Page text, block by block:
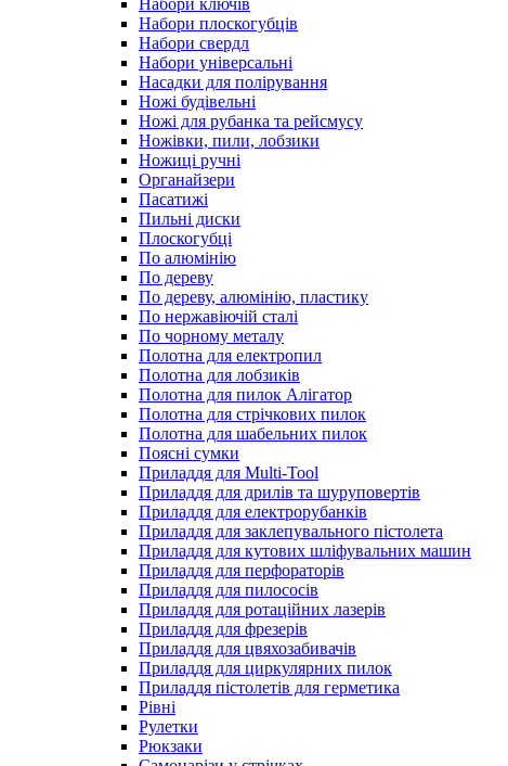
Набори ключів
Набори плоскогубців
Набори свердл
Набори універсальні
Насадки для полірування
Ножі будівельні
Ножі для рубанка та рейсмусу
Ножівки, пили, лобзики
Ножиці ручні
Органайзери
Пасатижі
Пильні диски
Плоскогубці
По алюмінію
По дереву
По дереву, алюмінію, пластику
По нержавіючій сталі
По чорному металу
Полотна для електропил
Полотна для лобзиків
Полотна для пилок Алігатор
Полотна для стрічкових пилок
Полотна для шабельних пилок
Поясні сумки
Приладдя для Multi-Tool
Приладдя для дрилів та шуруповертів
Приладдя для електрорубанків
Приладдя для заклепувального пістолета
Приладдя для кутових шліфувальних машин
Приладдя для перфораторів
Приладдя для пилососів
Приладдя для ротаційних лазерів
Приладдя для фрезерів
Приладдя для цвяхозабивачів
Приладдя для циркулярних пилок
Приладдя пістолетів для герметика
Рівні
Рулетки
Рюкзаки